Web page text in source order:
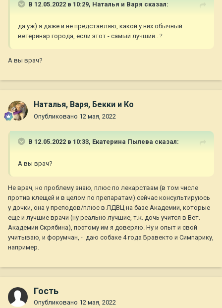
В 12.05.2022 в 10:29, Наталья и Варя сказал:
да уж) я даже и не представляю, какой у них обычный
ветеринар города, если этот - самый лучший.. ?
А вы врач?
Наталья, Варя, Бекки и Ко
Опубликовано 12 мая, 2022
В 12.05.2022 в 10:33, Екатерина Пылева сказал:
А вы врач?
Не врач, но проблему знаю, плюс по лекарствам (в том числе
против клещей и в целом по препаратам) сейчас консультируюсь
у дочки, она у преподов/плюс в ЛДВЦ на базе Академии, которые
еще и лучшие врачи (ну реально лучшие, т.к. дочь учится в Вет.
Академии Скрябина), поэтому им я доверяю. Ну и опыт и свой
учитываю, и форумчан, - даю собаке 4 года Бравекто и Симпарику,
например.
Гость
Опубликовано 12 мая, 2022